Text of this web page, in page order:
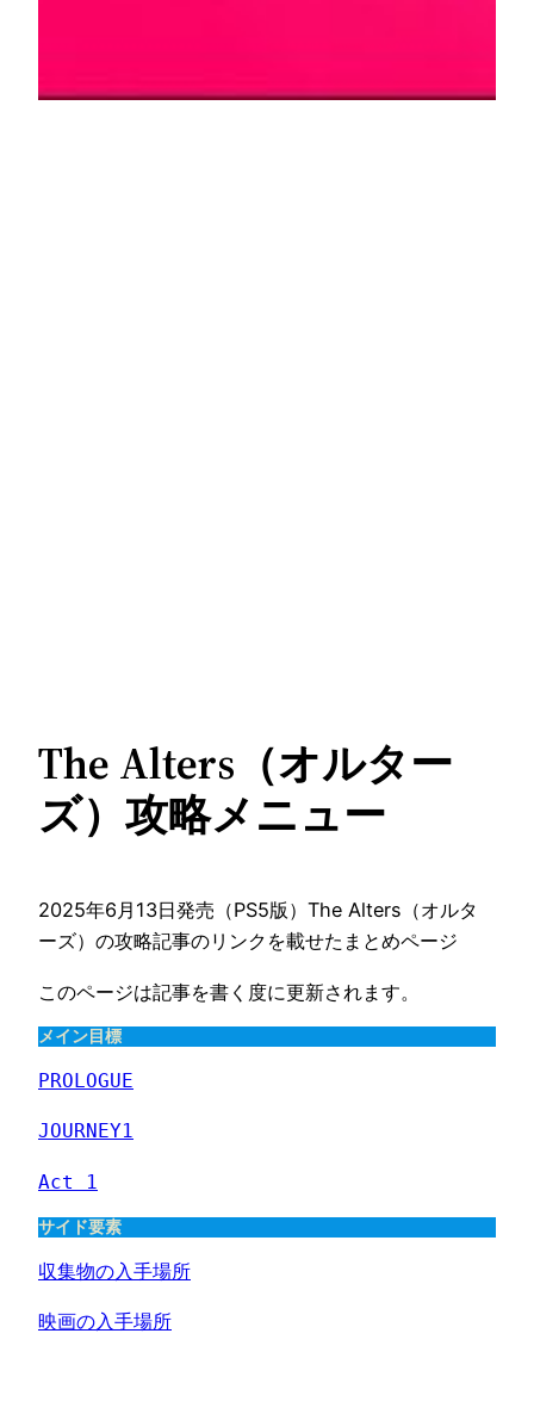
The Alters（オルター
ズ）攻略メニュー
2025年6月13日発売（PS5版）The Alters（オルタ
ーズ）の攻略記事のリンクを載せたまとめページ
このページは記事を書く度に更新されます。
メイン目標
PROLOGUE
JOURNEY1
Act 1
サイド要素
収集物の入手場所
映画の入手場所